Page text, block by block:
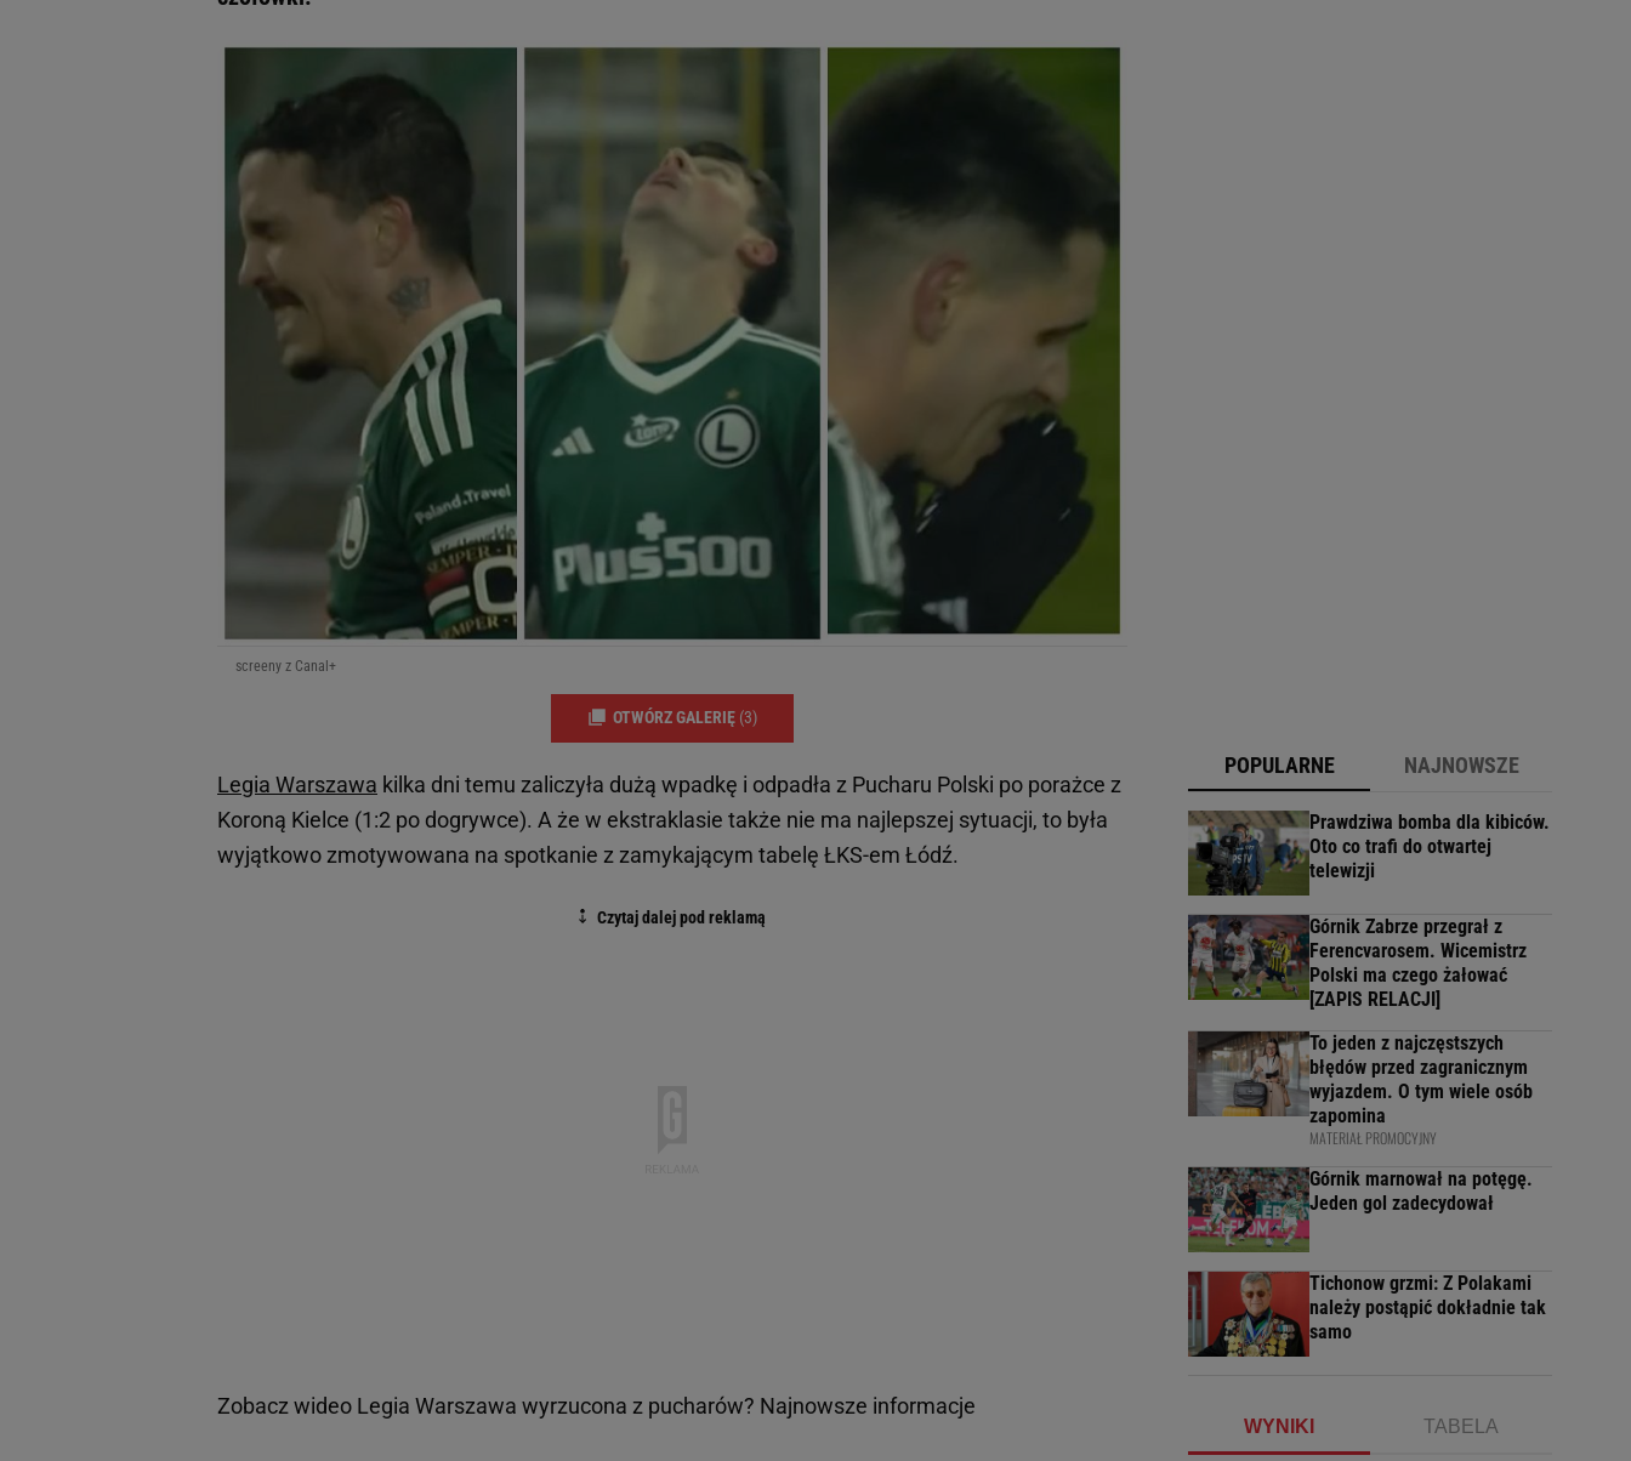
screeny z Canal+
OTWÓRZ GALERIĘ (3)
Legia Warszawa kilka dni temu zaliczyła dużą wpadkę i odpadła z Pucharu Polski po porażce z
Koroną Kielce (1:2 po dogrywce). A że w ekstraklasie także nie ma najlepszej sytuacji, to była
wyjątkowo zmotywowana na spotkanie z zamykającym tabelę ŁKS-em Łódź.
Zobacz wideo Legia Warszawa wyrzucona z pucharów? Najnowsze informacje
POPULARNE NAJNOWSZE
Prawdziwa bomba dla kibiców.
Oto co trafi do otwartej
telewizji
Górnik Zabrze przegrał z
Ferencvarosem. Wicemistrz
Polski ma czego żałować
[ZAPIS RELACJI]
To jeden z najczęstszych
błędów przed zagranicznym
wyjazdem. O tym wiele osób
zapomina
MATERIAŁ PROMOCYJNY
Górnik marnował na potęgę.
Jeden gol zadecydował
Tichonow grzmi: Z Polakami
należy postąpić dokładnie tak
samo
WYNIKI TABELA